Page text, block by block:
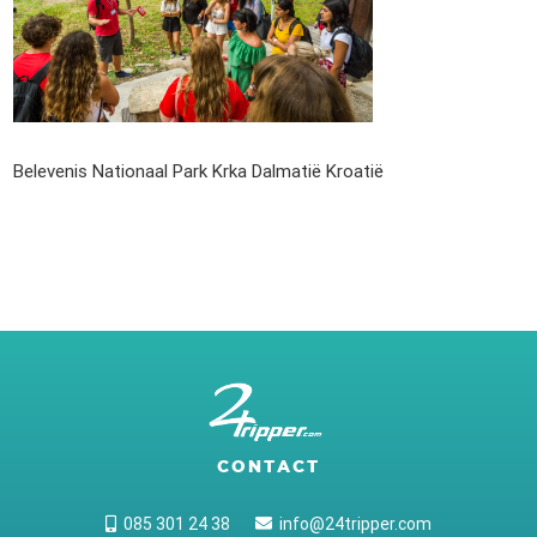
Belevenis Nationaal Park Krka Dalmatië Kroatië
CONTACT
085 301 24 38 info@24tripper.com